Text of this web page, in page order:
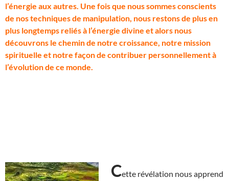
l’énergie aux autres. Une fois que nous sommes conscients
de nos techniques de manipulation, nous restons de plus en
plus longtemps reliés à l’énergie divine et alors nous
découvrons le chemin de notre croissance, notre mission
spirituelle et notre façon de contribuer personnellement à
l’évolution de ce monde.
Cette révélation nous apprend